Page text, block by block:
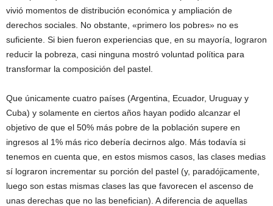
vivió momentos de distribución económica y ampliación de
derechos sociales. No obstante, «primero los pobres» no es
suficiente. Si bien fueron experiencias que, en su mayoría, lograron
reducir la pobreza, casi ninguna mostró voluntad política para
transformar la composición del pastel.
Que únicamente cuatro países (Argentina, Ecuador, Uruguay y
Cuba) y solamente en ciertos años hayan podido alcanzar el
objetivo de que el 50% más pobre de la población supere en
ingresos al 1% más rico debería decirnos algo. Más todavía si
tenemos en cuenta que, en estos mismos casos, las clases medias
sí lograron incrementar su porción del pastel (y, paradójicamente,
luego son estas mismas clases las que favorecen el ascenso de
unas derechas que no las benefician). A diferencia de aquellas